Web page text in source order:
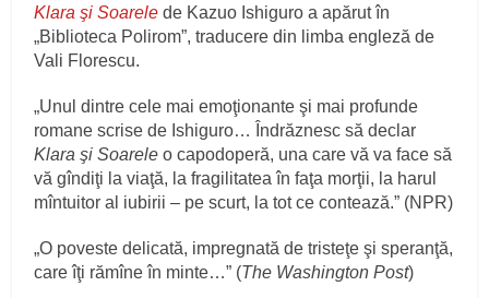
Klara şi Soarele de Kazuo Ishiguro a apărut în
„Biblioteca Polirom”, traducere din limba engleză de
Vali Florescu.
„Unul dintre cele mai emoţionante şi mai profunde
romane scrise de Ishiguro… Îndrăznesc să declar
Klara şi Soarele o capodoperă, una care vă va face să
vă gîndiţi la viaţă, la fragilitatea în faţa morţii, la harul
mîntuitor al iubirii – pe scurt, la tot ce contează.” (NPR)
„O poveste delicată, impregnată de tristeţe şi speranţă,
care îţi rămîne în minte…” (The Washington Post)